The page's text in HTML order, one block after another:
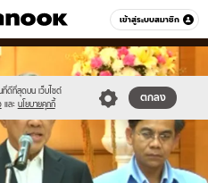
เข้าสู่ระบบสมาชิก
หมวดอื่นๆ
ที่ดีที่สุดบน เว็บไซต์
และ นโยบายคุกกี้
ตกลง
632860-